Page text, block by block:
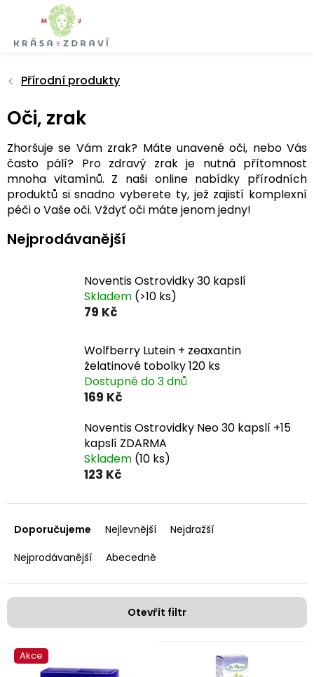
obsah
Přírodní produkty
Oči, zrak
Zhoršuje se Vám zrak? Máte unavené oči, nebo Vás
často pálí? Pro zdravý zrak je nutná přítomnost
mnoha vitamínů. Z naši online nabídky přírodních
produktů si snadno vyberete ty, jež zajistí komplexní
péči o Vaše oči. Vždyť oči máte jenom jedny!
Nejprodávanější
Noventis Ostrovidky 30 kapslí
Skladem (>10 ks)
79 Kč
Wolfberry Lutein + zeaxantin
želatinové tobolky 120 ks
Dostupné do 3 dnů
169 Kč
Noventis Ostrovidky Neo 30 kapslí +15
kapslí ZDARMA
Skladem (10 ks)
123 Kč
a
e
í
p
r
d
u
Doporučujeme Nejlevnější
Nejdražší
Nejprodávanější
Abecedně
Otevřít filtr
V
ý Akce